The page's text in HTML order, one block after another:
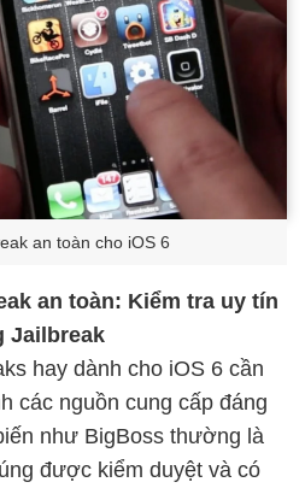
an toàn cho iOS 6
an toàn: Kiểm tra uy tín
Jailbreak
hay dành cho iOS 6 cần
các nguồn cung cấp đáng
như BigBoss thường là
được kiểm duyệt và có